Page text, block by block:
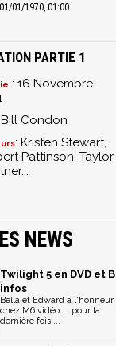
01/01/1970, 01:00
PARTIE 1
: 16 Novembre
Bill Condon
: Kristen Stewart,
Pattinson, Taylor
NEWS
Twilight 5 en DVD et
infos
Bella et Edward à l'honneur
chez M6 vidéo ... pour la
dernière fois ...